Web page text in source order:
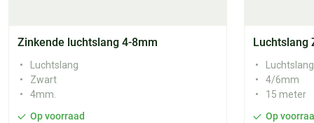
Zinkende luchtslang 4-8mm
Luchtslang
Zwart
4mm.
Op voorraad
Luchtslang
Luchtslang
4/6mm
15 meter
Op